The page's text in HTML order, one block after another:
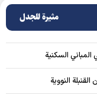
مثيرة للجدل
السكنية
النووية